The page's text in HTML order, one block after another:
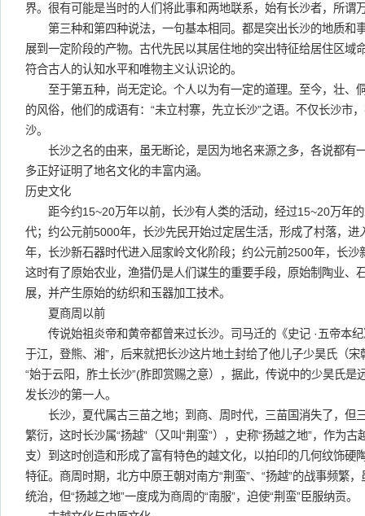
界。很有可能是当时的人们将此事和两地联系，始有长沙者，所谓
第三种和第四种说法，一句基本相同。都是突出长沙的地质和
展到一定阶段的产物。古代先民以其居住地的突出特征给居住区域
符合古人的认知水平和唯物主义认识论的。
至于第五种，尚无定论。个人以为有一定的道理。至今，壮、
的风俗，他们的成语有：“未立村寨，先立长沙”之语。不仅长沙市
沙。
长沙之名的由来，虽无断论，是因为地名来源之多，各说都有
多正好证明了地名文化的丰富内涵。
历史文化
距今约15~20万年以前，长沙有人类的活动，经过15~20万年的
代；约公元前5000年，长沙先民开始过定居生活，形成了村落，进
年，长沙新石器时代进入屈家岭文化阶段；约公元前2500年，长沙
这时有了原始农业，渔猎仍是人们谋生的重要手段，原始制陶业、
展，并产生原始的纺织和玉器加工技术。
夏商周以前
传说始祖炎帝和黄帝都曾来过长沙。司马迁的《史记 ·五帝本纪
于江，登熊、湘”，后来就把长沙这片地土封给了他儿子少昊氏（
“始于云阳，胙土长沙”(胙即赏赐之意），据此，传说中的少昊氏是
发长沙的第一人。
长沙，夏代属古三苗之地；到商、周时代，三苗国消失了，但
繁衍，这时长沙属“扬越”（又叫“荆蛮”），史称“扬越之地”，作为
支）到这时创造和形成了富有特色的越文化，以拍印的几何纹饰硬
特征。商周时期，北方中原王朝对南方“荆蛮”、“扬越”的战事频繁
统治，但“扬越之地”一度成为商周的“南服”，迫使“荆蛮”臣服纳贡。